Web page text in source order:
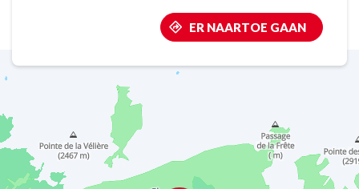
ER NAARTOE GAAN